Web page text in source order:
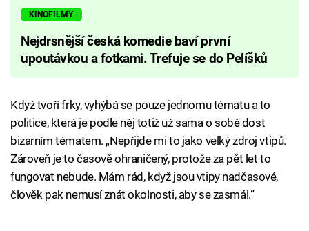
KINOFILMY
Nejdrsnější česká komedie baví první
upoutávkou a fotkami. Trefuje se do Pelíšků
Když tvoří frky, vyhýbá se pouze jednomu tématu a to
politice, která je podle něj totiž už sama o sobě dost
bizarním tématem. „Nepřijde mi to jako velký zdroj vtipů.
Zároveň je to časově ohraničený, protože za pět let to
fungovat nebude. Mám rád, když jsou vtipy nadčasové,
člověk pak nemusí znát okolnosti, aby se zasmál.“